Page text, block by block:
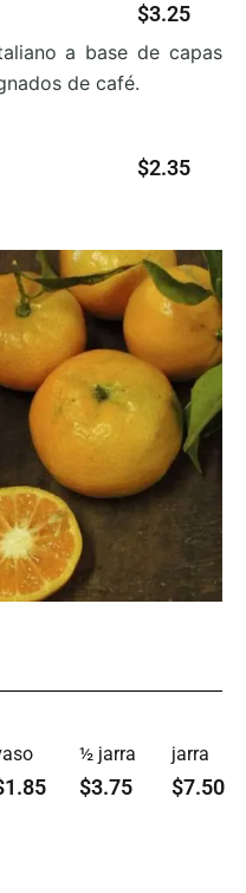
$3.25
a base de capas
de café.
$2.35
½ jarra
$3.75
jarra
$7.50